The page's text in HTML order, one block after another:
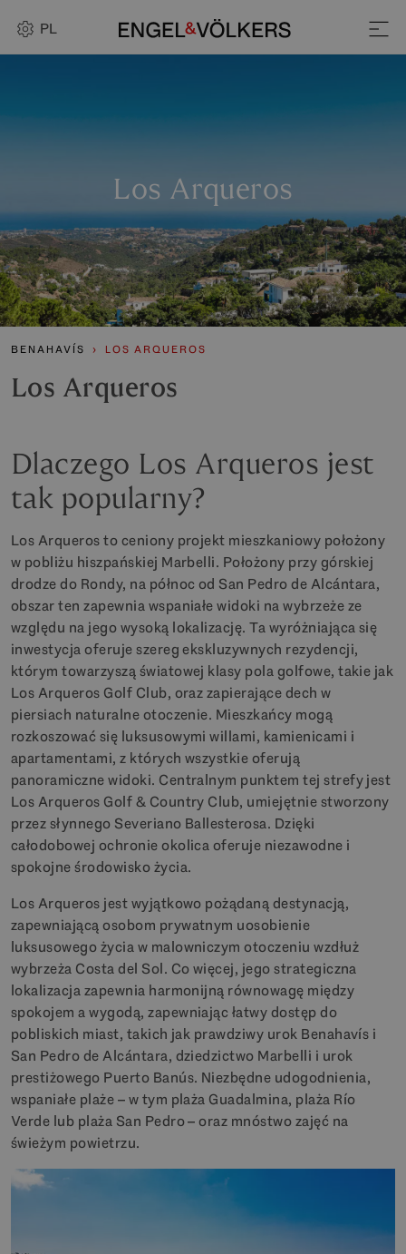
PL
Los Arqueros
BENAHAVÍS LOS ARQUEROS
Los Arqueros
Dlaczego Los Arqueros jest
tak popularny?
Los Arqueros to ceniony projekt mieszkaniowy położony
w pobliżu hiszpańskiej Marbelli. Położony przy górskiej
drodze do Rondy, na północ od San Pedro de Alcántara,
obszar ten zapewnia wspaniałe widoki na wybrzeże ze
względu na jego wysoką lokalizację. Ta wyróżniająca się
inwestycja oferuje szereg ekskluzywnych rezydencji,
którym towarzyszą światowej klasy pola golfowe, takie jak
Los Arqueros Golf Club, oraz zapierające dech w
piersiach naturalne otoczenie. Mieszkańcy mogą
rozkoszować się luksusowymi willami, kamienicami i
apartamentami, z których wszystkie oferują
panoramiczne widoki. Centralnym punktem tej strefy jest
Los Arqueros Golf & Country Club, umiejętnie stworzony
przez słynnego Severiano Ballesterosa. Dzięki
całodobowej ochronie okolica oferuje niezawodne i
spokojne środowisko życia.
Los Arqueros jest wyjątkowo pożądaną destynacją,
zapewniającą osobom prywatnym uosobienie
luksusowego życia w malowniczym otoczeniu wzdłuż
wybrzeża Costa del Sol. Co więcej, jego strategiczna
lokalizacja zapewnia harmonijną równowagę między
spokojem a wygodą, zapewniając łatwy dostęp do
pobliskich miast, takich jak prawdziwy urok Benahavís i
San Pedro de Alcántara, dziedzictwo Marbelli i urok
prestiżowego Puerto Banús. Niezbędne udogodnienia,
wspaniałe plaże – w tym plaża Guadalmina, plaża Río
Verde lub plaża San Pedro – oraz mnóstwo zajęć na
świeżym powietrzu.